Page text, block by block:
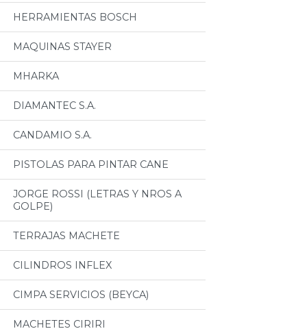
HERRAMIENTAS BOSCH
MAQUINAS STAYER
MHARKA
DIAMANTEC S.A.
CANDAMIO S.A.
PISTOLAS PARA PINTAR CANE
JORGE ROSSI (LETRAS Y NROS A
GOLPE)
TERRAJAS MACHETE
CILINDROS INFLEX
CIMPA SERVICIOS (BEYCA)
MACHETES CIRIRI